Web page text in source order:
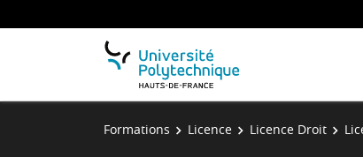
Formations Licence Licence Droit